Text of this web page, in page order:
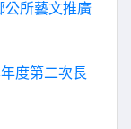
公所藝文推廣
度第二次長